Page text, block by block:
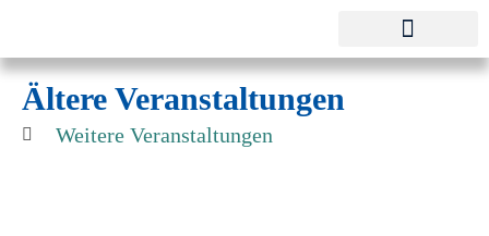
Pestalozzi-Fröbel-Verband e.V.
Ältere Veranstaltungen
Weitere Veranstaltungen